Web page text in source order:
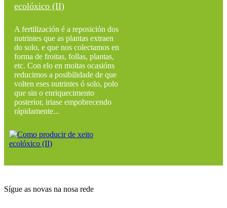
ecolóxico (II)
A fertilización é a reposición dos
nutrintes que as plantas extraen
do solo, e que nos colectamos en
forma de froitas, follas, plantas,
etc. Con elo en moitas ocasións
reducimos a posibilidade de que
volten eses nutrintes ó solo, polo
que sin o enriquecimento
posterior, iriase empobrecendo
rápidamente...
Sígue as novas na nosa rede